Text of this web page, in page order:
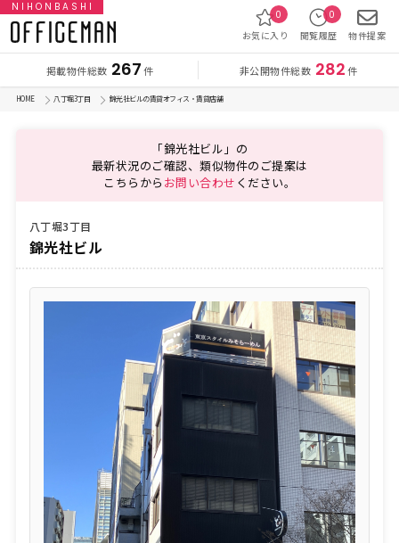
NIHONBASHI
掲載物件総数 267 件 非公開物件総数 282件
お気に入り
0
閲覧履歴
0
物件提案
HOME 八丁堀3丁目 錦光社ビルの賃貸オフィス・賃貸店舗
「錦光社ビル」の
最新状況のご確認、類似物件のご提案は
こちらから お問い合わせ ください。
八丁堀3丁目
錦光社ビル